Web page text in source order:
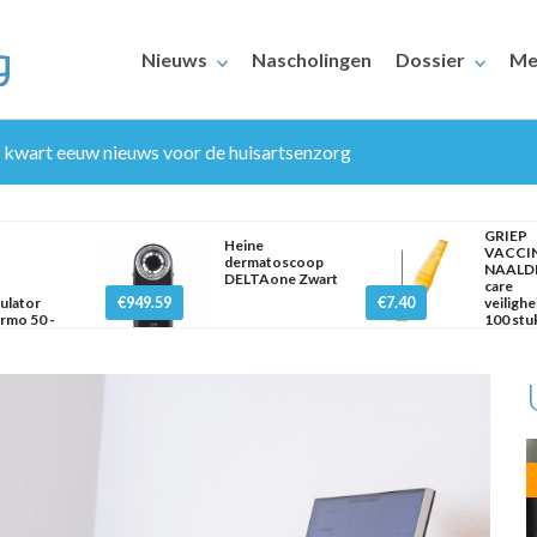
Nieuws Nascholingen Dossier
eeuw nieuws voor de huisartsenzorg
50 -
€949.59
Heine
dermatoscoop
DELTAone Zwart
€7.40
GRIEP
care
100